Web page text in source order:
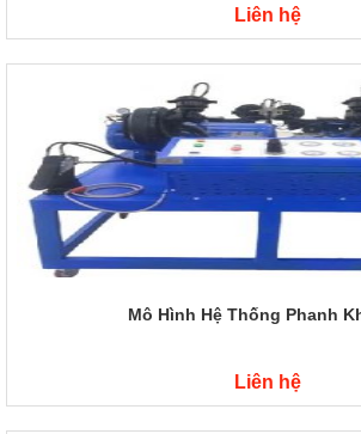
Liên hệ
Mô Hình Hệ Thống Phanh
Liên hệ